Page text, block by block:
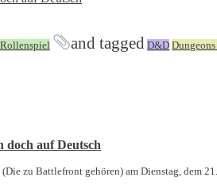
Rollenspiel and tagged D&D
doch auf Deutsch
zu Battlefront gehören) am Dienstag, dem